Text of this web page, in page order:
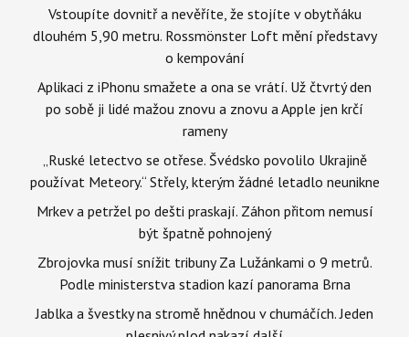
Vstoupíte dovnitř a nevěříte, že stojíte v obytňáku
dlouhém 5,90 metru. Rossmönster Loft mění představy
o kempování
Aplikaci z iPhonu smažete a ona se vrátí. Už čtvrtý den
po sobě ji lidé mažou znovu a znovu a Apple jen krčí
rameny
„Ruské letectvo se otřese. Švédsko povolilo Ukrajině
používat Meteory.“ Střely, kterým žádné letadlo neunikne
Mrkev a petržel po dešti praskají. Záhon přitom nemusí
být špatně pohnojený
Zbrojovka musí snížit tribuny Za Lužánkami o 9 metrů.
Podle ministerstva stadion kazí panorama Brna
Jablka a švestky na stromě hnědnou v chumáčích. Jeden